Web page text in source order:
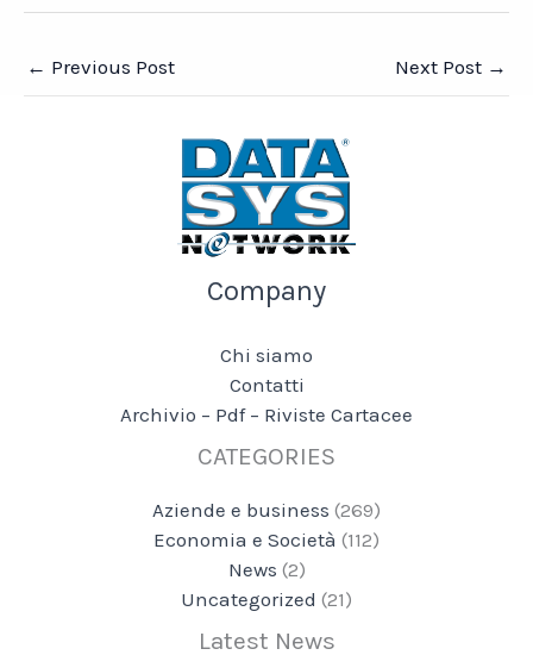
← Previous Post Next Post →
Company
Chi siamo
Contatti
Archivio – Pdf – Riviste Cartacee
CATEGORIES
Aziende e business (269)
Economia e Società (112)
News (2)
Uncategorized (21)
Latest News